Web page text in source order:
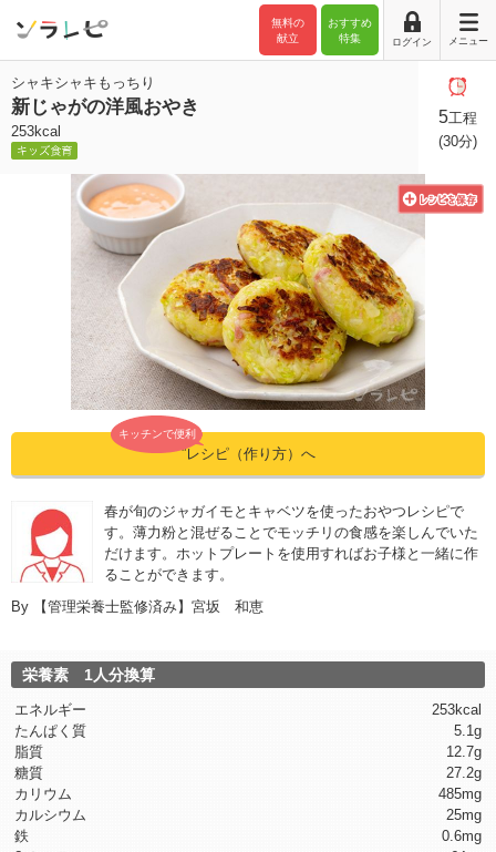
おすすめ
特集
無料の
献立
ログイン メニュー
シャキシャキもっちり
新じゃがの洋風おやき
253kcal
5工程
(30分)
キッチンで便利
”レシピ（作り方）へ
春が旬のジャガイモとキャベツを使ったおやつレシピで
す。薄力粉と混ぜることでモッチリの食感を楽しんでいた
だけます。ホットプレートを使用すればお子様と一緒に作
ることができます。
By
【管理栄養士監修済み】宮坂 和恵
栄養素 1人分換算
エネルギー
253kcal
たんぱく質
5.1g
脂質
12.7g
糖質
27.2g
カリウム
485mg
カルシウム
25mg
鉄
0.6mg